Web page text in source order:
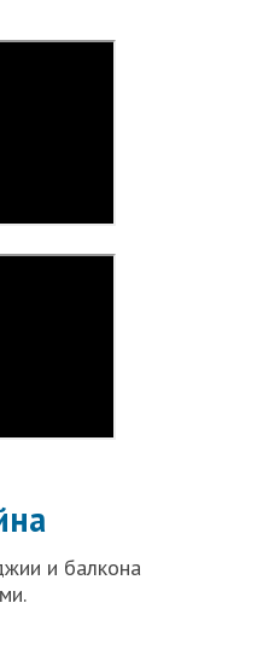
и балкона